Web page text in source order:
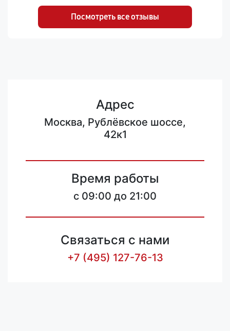
Посмотреть все отзывы
Адрес
Москва, Рублёвское шоссе,
42к1
Время работы
c 09:00 до 21:00
Связаться с нами
+7 (495) 127-76-13